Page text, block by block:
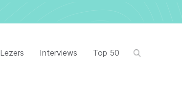
Lezers Interviews Top 50